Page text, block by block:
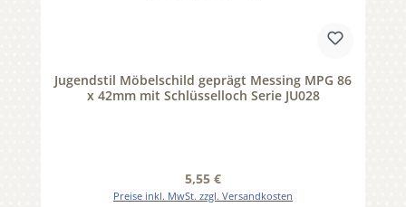
Jugendstil Möbelschild geprägt Messing MPG 86
x 42mm mit Schlüsselloch Serie JU028
Regulärer Preis:
5,55 €
Preise inkl. MwSt. zzgl. Versandkosten